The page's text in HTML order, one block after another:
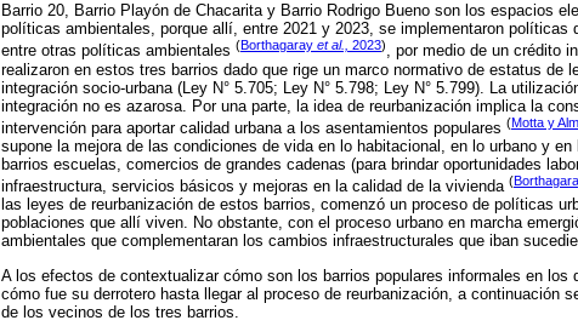
Barrio 20, Barrio Playón de Chacarita y Barrio Rodrigo Bueno son los espacios
políticas ambientales, porque allí, entre 2021 y 2023, se implementaron
entre otras políticas ambientales (Borthagaray et al., 2023), por medio de un crédito
realizaron en estos tres barrios dado que rige un marco normativo de estatus de
integración socio-urbana (Ley N° 5.705; Ley N° 5.798; Ley N° 5.799). La
integración no es azarosa. Por una parte, la idea de reurbanización implica la
intervención para aportar calidad urbana a los asentamientos populares (Motta y
supone la mejora de las condiciones de vida en lo habitacional, en lo urbano y
barrios escuelas, comercios de grandes cadenas (para brindar oportunidades
infraestructura, servicios básicos y mejoras en la calidad de la vivienda (
las leyes de reurbanización de estos barrios, comenzó un proceso de políticas
poblaciones que allí viven. No obstante, con el proceso urbano en marcha
ambientales que complementaran los cambios infraestructurales que iban
A los efectos de contextualizar cómo son los barrios populares informales en
cómo fue su derrotero hasta llegar al proceso de reurbanización, a continuación
de los vecinos de los tres barrios.